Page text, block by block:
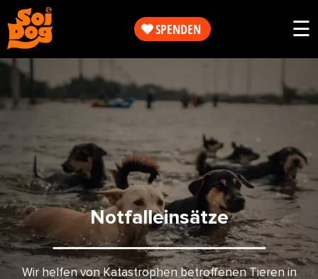
SPENDEN
Unsere
Arbeit
Helfen
Sie
jetzt
Über
☰
Arbeit
Helfen
jetzt
Über
uns
SHOP
Notfalleinsätze
Wir helfen von Katastrophen betroffenen Tieren in